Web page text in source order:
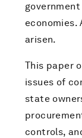
economies.
arisen.
This paper
issues of
state
controls,